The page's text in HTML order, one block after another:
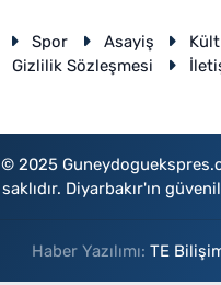
Spor Asayiş
Gizlilik Sözleşmesi
© 2025
saklıdır. Diyarbakır'ın
Haber Yazılımı: TE